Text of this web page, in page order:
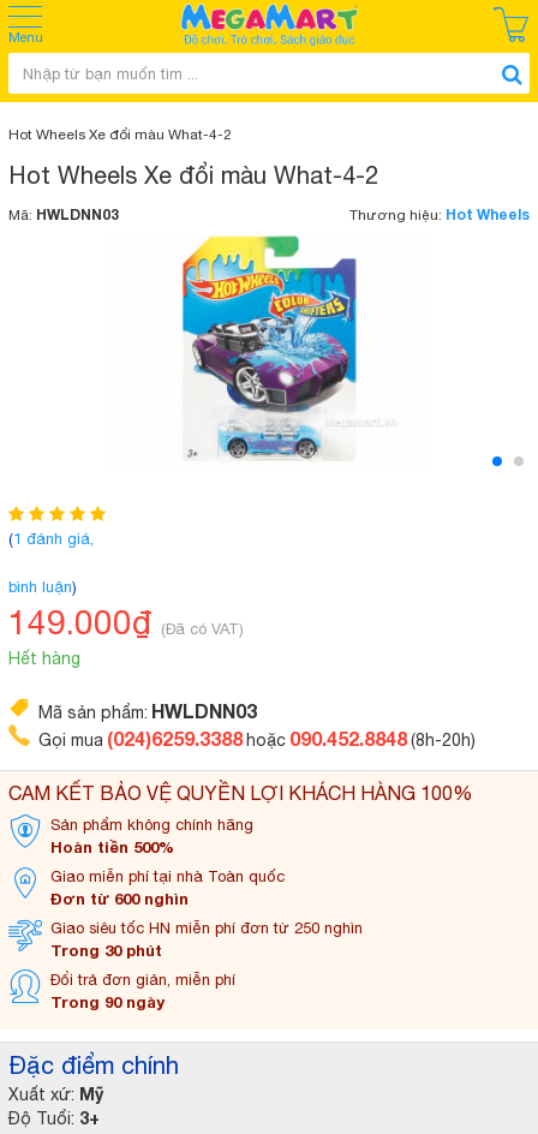
Menu
Hot Wheels Xe đổi màu What-4-2
Hot Wheels Xe đổi màu What-4-2
Mã: HWLDNN03 Thương hiệu: Hot Wheels
Đặc điểm chính
Xuất xứ: Mỹ
Độ Tuổi: 3+
(1 đánh giá,
bình luận)
149.000₫ (Đã có VAT)
Hết hàng
CAM KẾT BẢO VỆ QUYỀN LỢI KHÁCH HÀNG 100%
Sản phẩm không chính hãng
Hoàn tiền 500%
Giao miễn phí tại nhà Toàn quốc
Đơn từ 600 nghìn
Giao siêu tốc HN miễn phí đơn từ 250 nghìn
Trong 30 phút
Đổi trả đơn giản, miễn phí
Trong 90 ngày
Mã sản phẩm: HWLDNN03
Gọi mua (024)6259.3388 hoặc 090.452.8848(8h-20h)